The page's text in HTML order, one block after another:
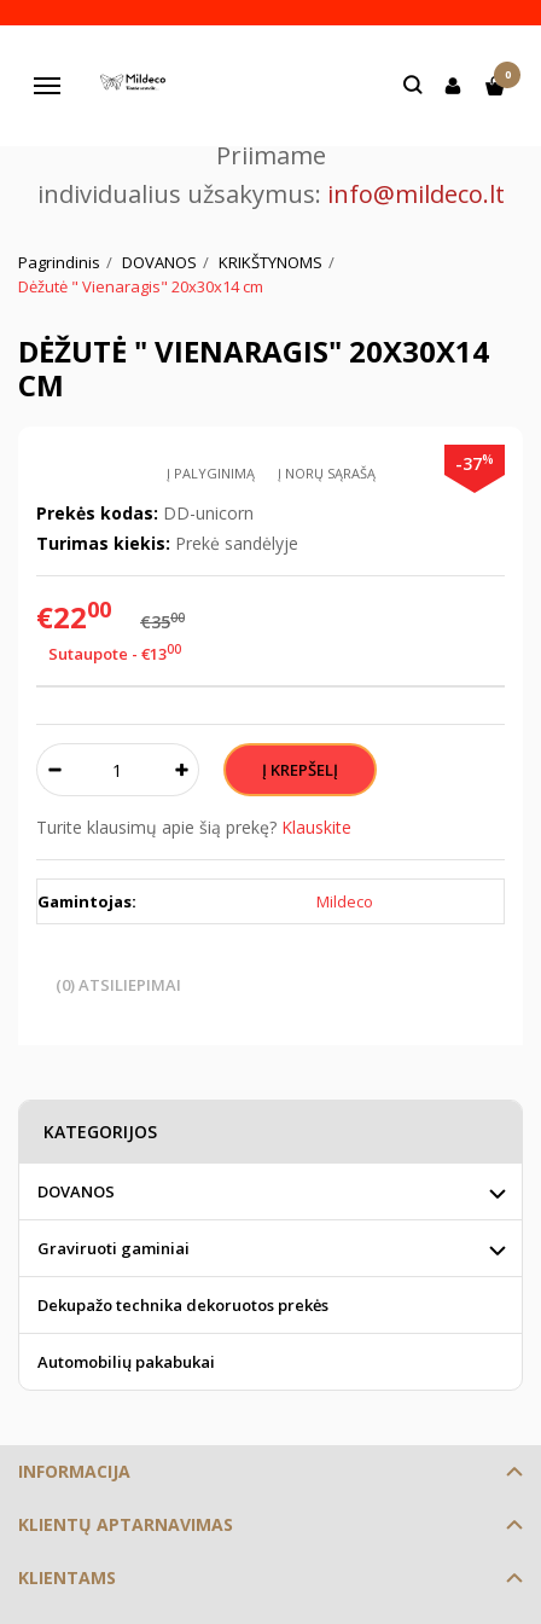
Navigacija
0
Priimame
individualius užsakymus: info@mildeco.lt
Pagrindinis DOVANOS
KRIKŠTYNOMS
Dėžutė " Vienaragis" 20x30x14 cm
DĖŽUTĖ " VIENARAGIS" 20X30X14
CM
-37%
Į PALYGINIMĄ Į NORŲ SĄRAŠĄ
Prekės kodas: DD-unicorn
Turimas kiekis: Prekė sandėlyje
€2200 €3500
Sutaupote - €1300
Turite klausimų apie šią prekę? Klauskite
Gamintojas: Mildeco
(0) ATSILIEPIMAI
KATEGORIJOS
DOVANOS
Graviruoti gaminiai
Dekupažo technika dekoruotos prekės
Automobilių pakabukai
INFORMACIJA
KLIENTŲ APTARNAVIMAS
KLIENTAMS